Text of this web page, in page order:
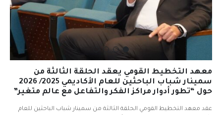
معهد التخطيط القومي يعقد الحلقة الثالثة من
سمينار شباب الباحثين للعام الأكاديمي 2025/ 2026
حول “تطور أدوار مراكز الفكر والتفاعل مع عالم متغير”
عقد معهد التخطيط القومي الحلقة الثالثة من سمينار شباب الباحثين للعام